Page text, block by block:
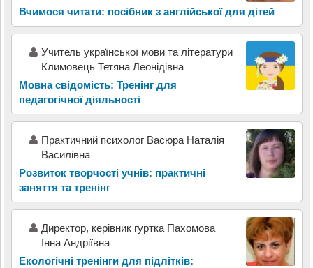
Вчимося читати: посібник з англійської для дітей
Учитель української мови та літератури
Климовець Тетяна Леонідівна
Мовна свідомість: Тренінг для
педагогічної діяльності
Практичний психолог Васюра Наталія
Василівна
Розвиток творчості учнів: практичні
заняття та тренінг
Директор, керівник гуртка Пахомова
Інна Андріївна
Екологічні тренінги для підлітків: